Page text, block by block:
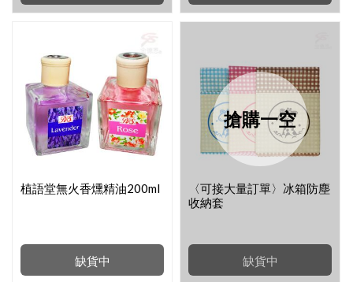
缺貨中
植語堂無火香燻精油200ml
搶購一空
缺貨中
〈可接大量訂單〉冰箱防塵
收納套